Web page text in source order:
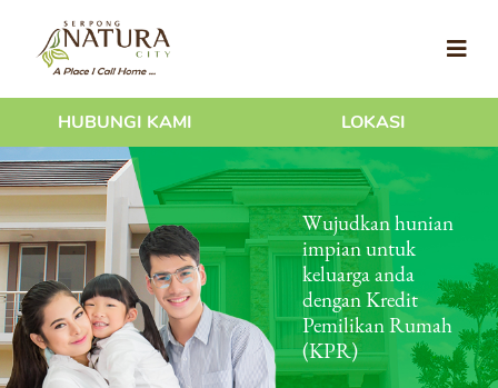
HUBUNGI KAMI LOKASI
Wujudkan hunian
impian untuk
keluarga anda
dengan Kredit
Pemilikan Rumah
(KPR)